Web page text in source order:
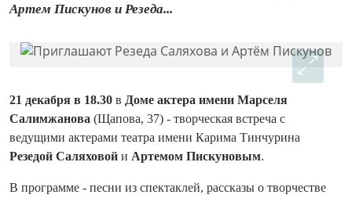
Артем Пискунов и Резеда...
21 декабря в 18.30 в Доме актера имени Марселя
Салимжанова (Щапова, 37) - творческая встреча с
ведущими актерами театра имени Карима Тинчурина
Резедой Саляховой и Артемом Пискуновым.
В программе - песни из спектаклей, рассказы о творчестве